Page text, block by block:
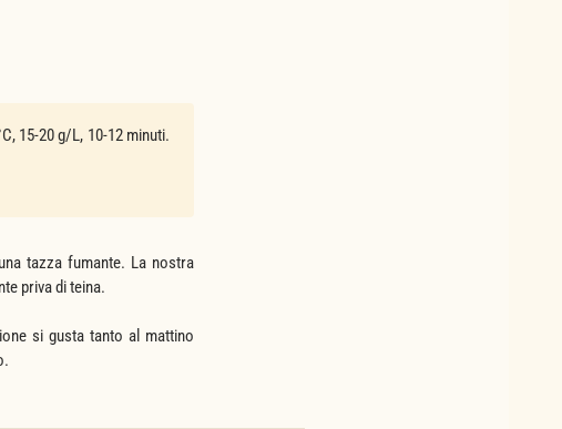
15-20 g/L, 10-12 minuti.
tazza fumante. La nostra
priva di teina.
si gusta tanto al mattino